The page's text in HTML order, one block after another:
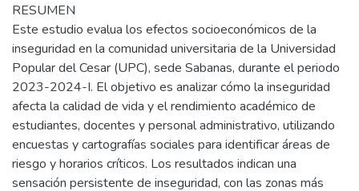
RESUMEN
Este estudio evalua los efectos socioeconómicos de la
inseguridad en la comunidad universitaria de la Universidad
Popular del Cesar (UPC), sede Sabanas, durante el periodo
2023-2024-I. El objetivo es analizar cómo la inseguridad
afecta la calidad de vida y el rendimiento académico de
estudiantes, docentes y personal administrativo, utilizando
encuestas y cartografías sociales para identificar áreas de
riesgo y horarios críticos. Los resultados indican una
sensación persistente de inseguridad, con las zonas más